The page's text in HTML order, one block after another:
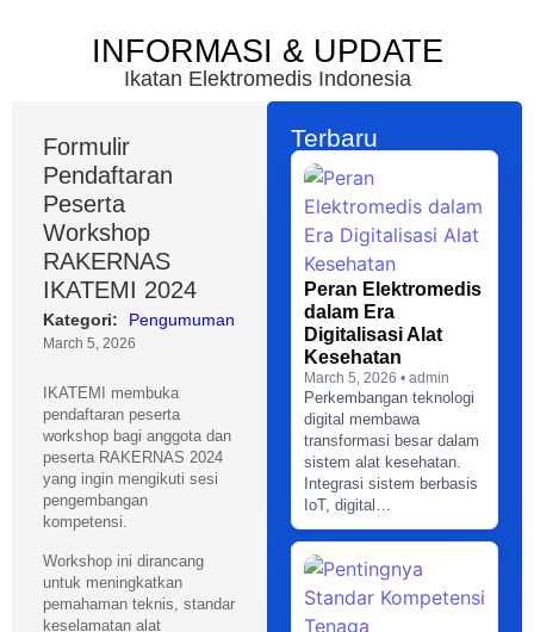
INFORMASI & UPDATE
Ikatan Elektromedis Indonesia
Formulir
Pendaftaran
Peserta
Workshop
RAKERNAS
IKATEMI 2024
Kategori: Pengumuman
March 5, 2026
IKATEMI membuka
pendaftaran peserta
workshop bagi anggota dan
peserta RAKERNAS 2024
yang ingin mengikuti sesi
pengembangan
kompetensi.
Workshop ini dirancang
untuk meningkatkan
pemahaman teknis, standar
keselamatan alat
Terbaru
Peran Elektromedis
dalam Era
Digitalisasi Alat
Kesehatan
March 5, 2026 • admin
Perkembangan teknologi
digital membawa
transformasi besar dalam
sistem alat kesehatan.
Integrasi sistem berbasis
IoT, digital…